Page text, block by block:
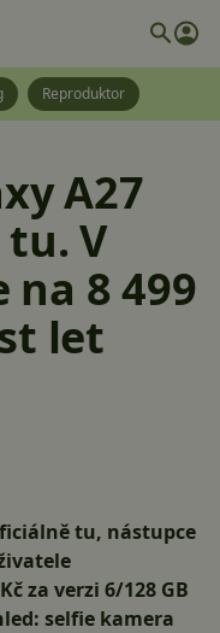
Reproduktor
A27
V
8 499
let
tu, nástupce
za verzi 6/128 GB
selfie kamera